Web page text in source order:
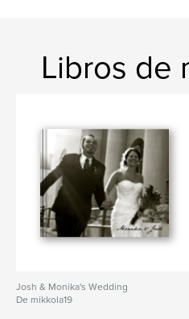
Libros de
Josh & Monika's Wedding
De mikkola19